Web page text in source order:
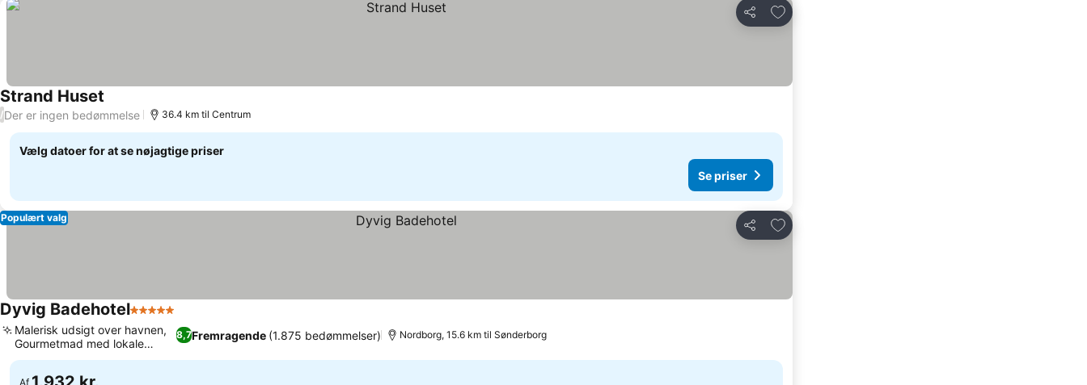
Del
Føj til favoritter
Strand Huset
/Der er ingen bedømmelse 36.4 km til Centrum
Vælg datoer for at se nøjagtige priser
Se priser
Del
Føj til favoritter
Populært valg
Dyvig Badehotel5 Stjerner
8,7Fremragende (1.875 bedømmelser)
Malerisk udsigt over havnen,
Gourmetmad med lokale
råvarer
Nordborg, 15.6 km til Sønderborg
Af